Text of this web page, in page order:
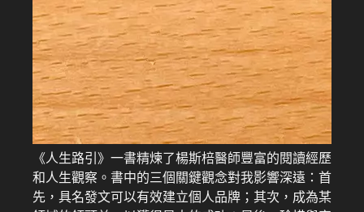
《人生路引》一書精煉了楊斯棓醫師豐富的閱讀經歷
和人生觀察。書中的三個關鍵觀念對我影響深遠：首
先，具名發文可以有效建立個人品牌；其次，成為某